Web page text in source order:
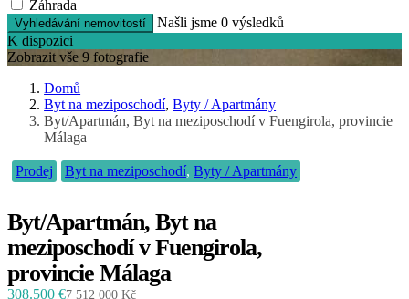
Záhrada
Vyhledávání nemovitostí Našli jsme0 výsledků
K dispozici
Zobrazit vše 9 fotografie
Domů
Byt na meziposchodí,Byty / Apartmány
Byt/Apartmán, Byt na meziposchodí v Fuengirola, provincie
Málaga
Prodej Byt na meziposchodí,Byty / Apartmány
Byt/Apartmán, Byt na
meziposchodí v Fuengirola,
provincie Málaga
308.500 €7 512 000 Kč